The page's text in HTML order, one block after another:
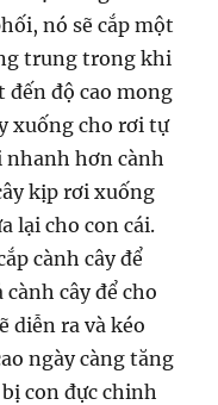
nó sẽ cắp một
trung trong khi
đến độ cao mong
xuống cho rơi tự
nhanh hơn cành
kịp rơi xuống
lại cho con cái.
cành cây để
cây để cho
diễn ra và kéo
ngày càng tăng
con đực chinh